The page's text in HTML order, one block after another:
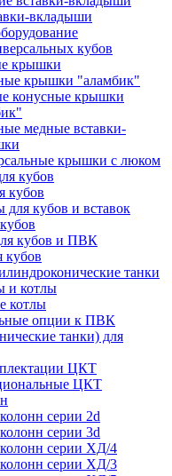
вкладыши
кубов
крышки
крышки "аламбик"
конусные крышки
медные вставки-
крышки с люком
кубов
кубов
для кубов и вставок
кубов и ПВК
кубов
танки
и котлы
котлы
опции к ПВК
танки) для
ЦКТ
ЦКТ
серии 2d
серии 3d
серии ХД/4
серии ХД/3